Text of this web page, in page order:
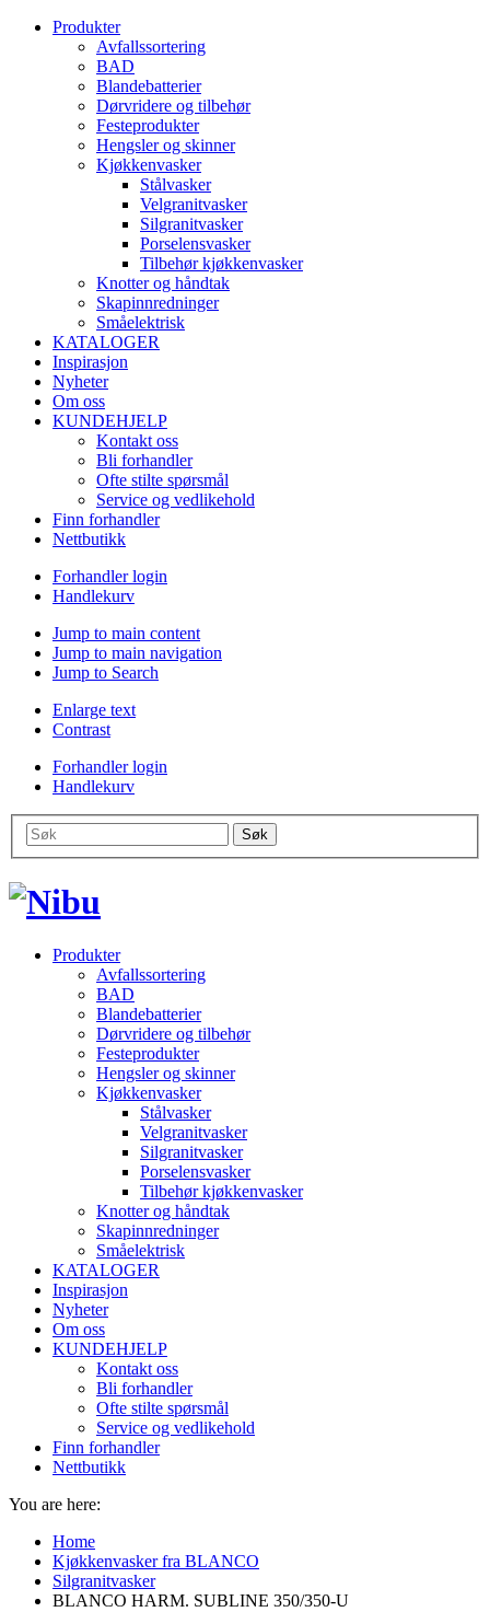
Produkter
Avfallssortering
BAD
Blandebatterier
Dørvridere og tilbehør
Festeprodukter
Hengsler og skinner
Kjøkkenvasker
Stålvasker
Velgranitvasker
Silgranitvasker
Porselensvasker
Tilbehør kjøkkenvasker
Knotter og håndtak
Skapinnredninger
Småelektrisk
KATALOGER
Inspirasjon
Nyheter
Om oss
KUNDEHJELP
Kontakt oss
Bli forhandler
Ofte stilte spørsmål
Service og vedlikehold
Finn forhandler
Nettbutikk
Forhandler login
Handlekurv
Jump to main content
Jump to main navigation
Jump to Search
Enlarge text
Contrast
Forhandler login
Handlekurv
Produkter
Avfallssortering
BAD
Blandebatterier
Dørvridere og tilbehør
Festeprodukter
Hengsler og skinner
Kjøkkenvasker
Stålvasker
Velgranitvasker
Silgranitvasker
Porselensvasker
Tilbehør kjøkkenvasker
Knotter og håndtak
Skapinnredninger
Småelektrisk
KATALOGER
Inspirasjon
Nyheter
Om oss
KUNDEHJELP
Kontakt oss
Bli forhandler
Ofte stilte spørsmål
Service og vedlikehold
Finn forhandler
Nettbutikk
You are here:
Home
Kjøkkenvasker fra BLANCO
Silgranitvasker
BLANCO HARM. SUBLINE 350/350-U